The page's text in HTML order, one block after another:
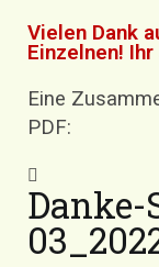
Vielen Dank
Einzelnen!
Eine
PDF: